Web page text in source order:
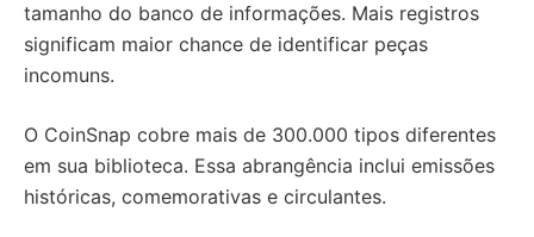
tamanho do banco de informações. Mais registros
significam maior chance de identificar peças
incomuns.
O CoinSnap cobre mais de 300.000 tipos diferentes
em sua biblioteca. Essa abrangência inclui emissões
históricas, comemorativas e circulantes.